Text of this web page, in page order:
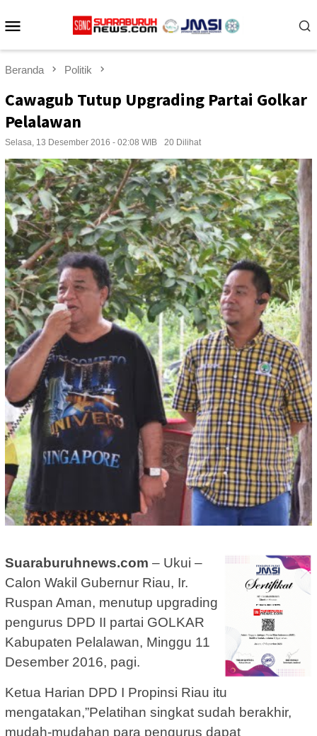
ke
Beranda Politik
Cawagub Tutup Upgrading Partai Golkar
Pelalawan
Selasa, 13 Desember 2016 - 02:08 WIB 20 Dilihat
Suaraburuhnews.com – Ukui –
Calon Wakil Gubernur Riau, Ir.
Ruspan Aman, menutup upgrading
pengurus DPD II partai GOLKAR
Kabupaten Pelalawan, Minggu 11
Desember 2016, pagi.
Ketua Harian DPD I Propinsi Riau itu
mengatakan,”Pelatihan singkat sudah berakhir,
mudah-mudahan para pengurus dapat